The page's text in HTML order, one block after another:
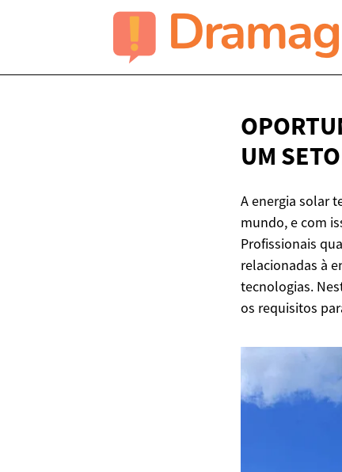
UM
A energia solar
mundo, e com
Profissionais
relacionadas à
tecnologias.
os requisitos